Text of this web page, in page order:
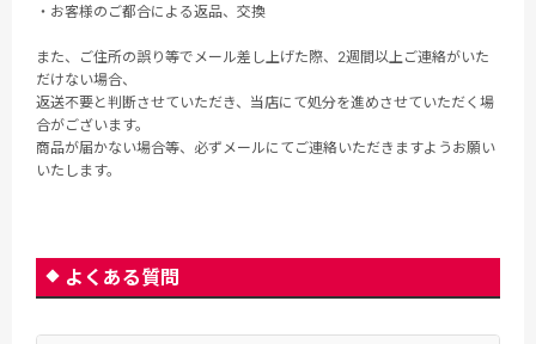
・お客様のご都合による返品、交換
また、ご住所の誤り等でメール差し上げた際、2週間以上ご連絡がいた
だけない場合、
返送不要と判断させていただき、当店にて処分を進めさせていただく場
合がございます。
商品が届かない場合等、必ずメールにてご連絡いただきますようお願い
いたします。
よくある質問